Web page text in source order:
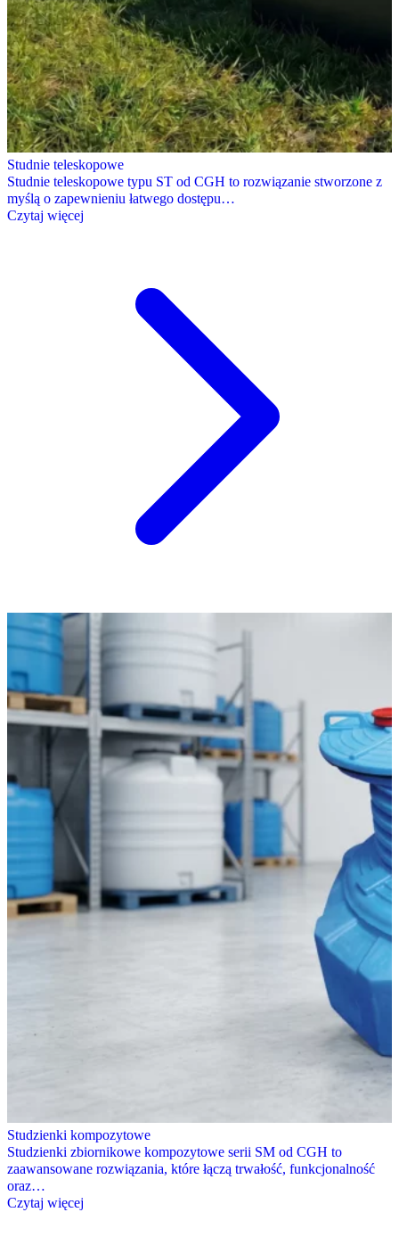
Studnie teleskopowe
Studnie teleskopowe typu ST od CGH to rozwiązanie stworzone z
myślą o zapewnieniu łatwego dostępu…
Czytaj więcej
Studzienki kompozytowe
Studzienki zbiornikowe kompozytowe serii SM od CGH to
zaawansowane rozwiązania, które łączą trwałość, funkcjonalność
oraz…
Czytaj więcej